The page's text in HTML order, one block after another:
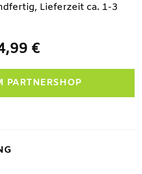
€
€Aktueller
ist:
24,99 €.
Lieferzeit ca. 1-3
PARTNERSHOP